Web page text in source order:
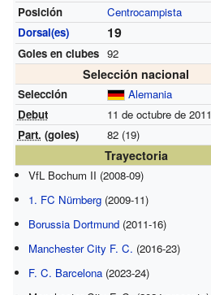
Posición
Centrocampista
Dorsal(es)
19
Goles en clubes 92
Selección nacional
Selección
Alemania
Debut
11 de octubre de 2011
Part. (goles) 82 (19)
Trayectoria
VfL Bochum II (2008-09)
1. FC Nürnberg (2009-11)
Borussia Dortmund (2011-16)
Manchester City F. C. (2016-23)
F. C. Barcelona (2023-24)